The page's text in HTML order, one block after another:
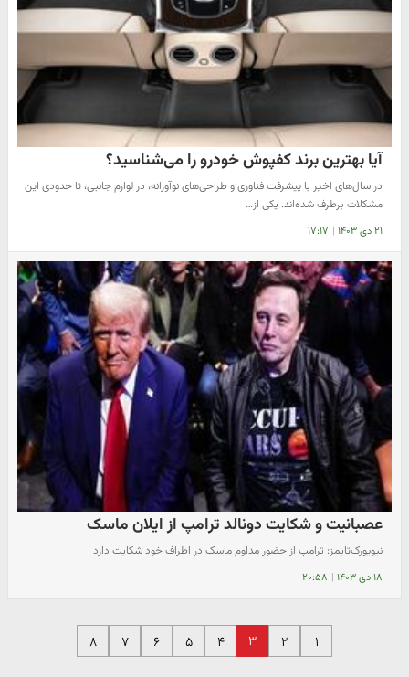
آیا بهترین برند کفپوش خودرو را می‌شناسید؟
در سال‌های اخیر با پیشرفت فناوری و طراحی‌های نوآورانه، در لوازم جانبی، تا حدودی این
مشکلات برطرف شده‌اند. یکی از…
۲۱ دی ۱۴۰۳ | ۱۷:۱۷
عصبانیت و شکایت دونالد ترامپ از ایلان ماسک
نیویورک‌تایمز: ترامپ از حضور مداوم ماسک در اطراف خود شکایت دارد
۱۸ دی ۱۴۰۳ | ۲۰:۵۸
۱ ۲ ۳ ۴ ۵ ۶ ۷ ۸